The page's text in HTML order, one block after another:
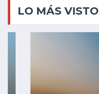
LO MÁS VISTO